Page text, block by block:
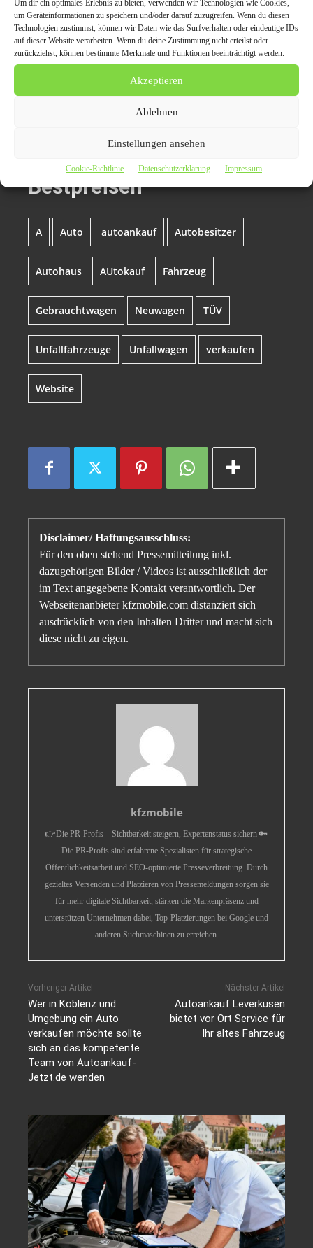
Um dir ein optimales Erlebnis zu bieten, verwenden wir Technologien wie Cookies,
um Geräteinformationen zu speichern und/oder darauf zuzugreifen. Wenn du diesen
Technologien zustimmst, können wir Daten wie das Surfverhalten oder eindeutige IDs
auf dieser Website verarbeiten. Wenn du deine Zustimmung nicht erteilst oder
zurückziehst, können bestimmte Merkmale und Funktionen beeinträchtigt werden.
Akzeptieren
Ablehnen
Einstellungen ansehen
Cookie-Richtlinie Datenschutzerklärung Impressum
Portale | Auto-PR | PR Marketing für die
Automobilbranche.
Themen zum Beitrag
Autoankauf Krefeld kauft
Gebraucht- und
Unfallfahrzeuge zu
Bestpreisen
A Auto autoankauf Autobesitzer
Autohaus AUtokauf Fahrzeug
Gebrauchtwagen Neuwagen TÜV
Unfallfahrzeuge Unfallwagen verkaufen
Website
Disclaimer/ Haftungsausschluss:
Für den oben stehend Pressemitteilung inkl.
dazugehörigen Bilder / Videos ist ausschließlich der
im Text angegebene Kontakt verantwortlich. Der
Webseitenanbieter kfzmobile.com distanziert sich
ausdrücklich von den Inhalten Dritter und macht sich
diese nicht zu eigen.
kfzmobile
👉Die PR-Profis – Sichtbarkeit steigern, Expertenstatus sichern 🔑
Die PR-Profis sind erfahrene Spezialisten für strategische
Öffentlichkeitsarbeit und SEO-optimierte Presseverbreitung. Durch
gezieltes Versenden und Platzieren von Pressemeldungen sorgen sie
für mehr digitale Sichtbarkeit, stärken die Markenpräsenz und
unterstützen Unternehmen dabei, Top-Platzierungen bei Google und
anderen Suchmaschinen zu erreichen.
Vorheriger Artikel
Wer in Koblenz und
Umgebung ein Auto
verkaufen möchte sollte
sich an das kompetente
Team von Autoankauf-
Jetzt.de wenden
Nächster Artikel
Autoankauf Leverkusen
bietet vor Ort Service für
Ihr altes Fahrzeug